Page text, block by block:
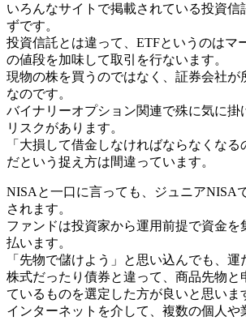
いろんなサイトで掲載されている投資
ずです。
投資信託とは違って、ETFというのはマ
の値段を加味して取引を行ないます。
現物の株を買うのではなく、証券会社
なのです。
バイナリーオプション関連で殊に気に
リスクがあります。
「大損して借金しなければならなくな
だという捉え方は間違っています。
NISAと一口に言っても、ジュニアNISA
されます。
ファンドは投資家から運用前提で資金
払います。
「先物で儲けよう」と思い込んでも、
株式だったり債券と違って、商品先物
ているものを選定した方が良いと思いま
インターネットを介して、複数の個人